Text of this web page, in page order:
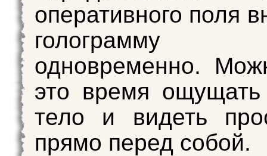
оперативного поля
голограмму
одновременно.
это время
тело и видеть
прямо перед собой.